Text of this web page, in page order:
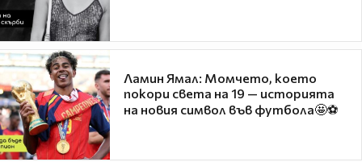
Ламин Ямал: Момчето, което
покори света на 19 — историята
на новия символ във футбола🤩⚽